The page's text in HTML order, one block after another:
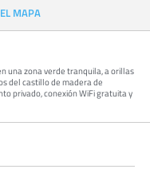
MAPA
una zona verde tranquila, a orillas
del castillo de madera de
privado, conexión WiFi gratuita y